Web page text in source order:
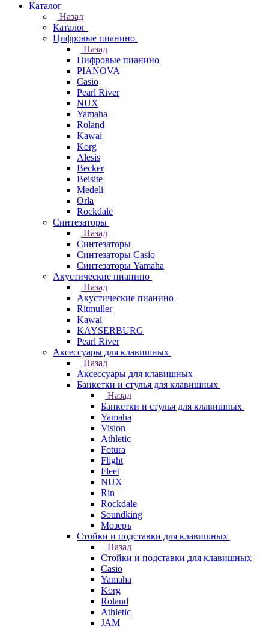
Каталог
Назад
Каталог
Цифровые пианино
Назад
Цифровые пианино
PIANOVA
Casio
Pearl River
NUX
Yamaha
Roland
Kawai
Korg
Alesis
Becker
Beisite
Medeli
Orla
Rockdale
Синтезаторы
Назад
Синтезаторы
Синтезаторы Casio
Синтезаторы Yamaha
Акустические пианино
Назад
Акустические пианино
Ritmuller
Kawai
KAYSERBURG
Pearl River
Аксессуары для клавишных
Назад
Аксессуары для клавишных
Банкетки и стулья для клавишных
Назад
Банкетки и стулья для клавишных
Yamaha
Vision
Athletic
Fotura
Flight
Fleet
NUX
Rin
Rockdale
Soundking
Мозеръ
Стойки и подставки для клавишных
Назад
Стойки и подставки для клавишных
Casio
Yamaha
Korg
Roland
Athletic
JAM